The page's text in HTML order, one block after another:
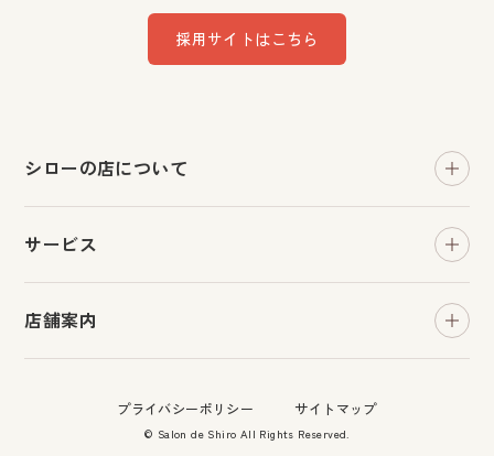
採用サイトはこちら
シローの店について
よくある質問
お問い合わせ
サービス
店舗案内
プライバシーポリシー サイトマップ
© Salon de Shiro All Rights Reserved.